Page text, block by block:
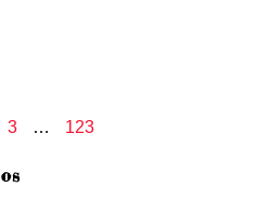
3 … 123